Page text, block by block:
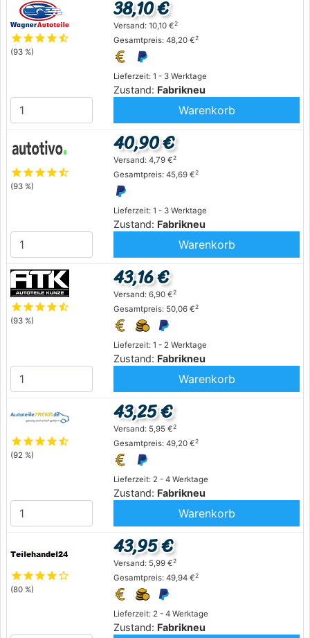
starstarstarstarstar_half
(93 %)
Lieferzeit: 1 - 3 Werktage
Zustand: Fabrikneu
38,10 €
Versand: 10,10 €2
Gesamtpreis: 48,20 €2
Warenkorb
starstarstarstarstar_half
(93 %)
Lieferzeit: 1 - 3 Werktage
Zustand: Fabrikneu
40,90 €
Versand: 4,79 €2
Gesamtpreis: 45,69 €2
Warenkorb
starstarstarstarstar_half
(93 %)
Lieferzeit: 1 - 2 Werktage
Zustand: Fabrikneu
43,16 €
Versand: 6,90 €2
Gesamtpreis: 50,06 €2
Warenkorb
starstarstarstarstar_half
(92 %)
Lieferzeit: 2 - 4 Werktage
Zustand: Fabrikneu
43,25 €
Versand: 5,95 €2
Gesamtpreis: 49,20 €2
Warenkorb
starstarstarstarstar_outline
(80 %)
Lieferzeit: 2 - 4 Werktage
Zustand: Fabrikneu
43,95 €
Versand: 5,99 €2
Gesamtpreis: 49,94 €2